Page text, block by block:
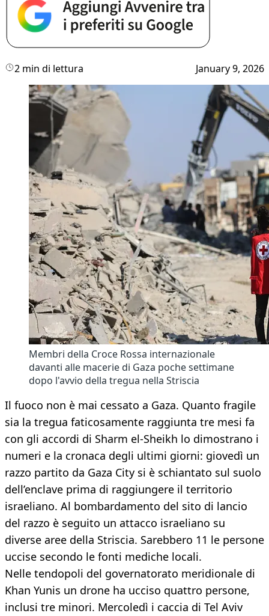
2 min di lettura January 9, 2026
Membri della Croce Rossa internazionale
davanti alle macerie di Gaza poche settimane
dopo l'avvio della tregua nella Striscia
Il fuoco non è mai cessato a Gaza. Quanto fragile
sia la tregua faticosamente raggiunta tre mesi fa
con gli accordi di Sharm el-Sheikh lo dimostrano i
numeri e la cronaca degli ultimi giorni: giovedì un
razzo partito da Gaza City si è schiantato sul suolo
dell’enclave prima di raggiungere il territorio
israeliano. Al bombardamento del sito di lancio
del razzo è seguito un attacco israeliano su
diverse aree della Striscia. Sarebbero 11 le persone
uccise secondo le fonti mediche locali.
Nelle tendopoli del governatorato meridionale di
Khan Yunis un drone ha ucciso quattro persone,
inclusi tre minori. Mercoledì i caccia di Tel Aviv